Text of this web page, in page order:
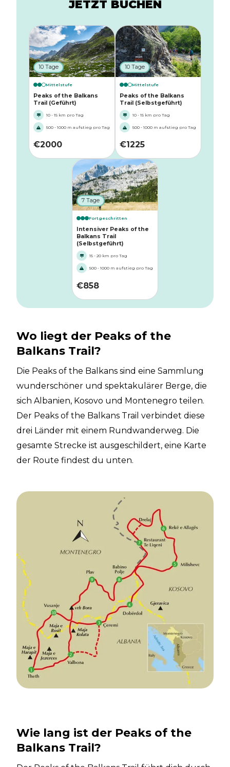
JETZT BUCHEN
10 Tage
Mittelstufe
Peaks of the Balkans
Trail (Geführt)
10 - 15 km pro Tag
500 - 1000 m aufstieg pro Tag
€2000
10 Tage
Mittelstufe
Peaks of the Balkans
Trail (Selbstgeführt)
10 - 15 km pro Tag
500 - 1000 m aufstieg pro Tag
€1225
7 Tage
Fortgeschritten
Intensiver Peaks of the
Balkans Trail
(Selbstgeführt)
15 - 20 km pro Tag
500 - 1000 m aufstieg pro Tag
€858
Wo liegt der Peaks of the
Balkans Trail?
Die Peaks of the Balkans sind eine Sammlung
wunderschöner und spektakulärer Berge, die
sich Albanien, Kosovo und Montenegro teilen.
Der Peaks of the Balkans Trail verbindet diese
drei Länder mit einem Rundwanderweg. Die
gesamte Strecke ist ausgeschildert, eine Karte
der Route findest du unten.
Wie lang ist der Peaks of the
Balkans Trail?